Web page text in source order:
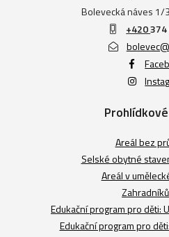
Bolevecká náves 1/
+420
Areál bez
Selské obytné
Areál v
Edukační program pro děti:
Edukační program pro